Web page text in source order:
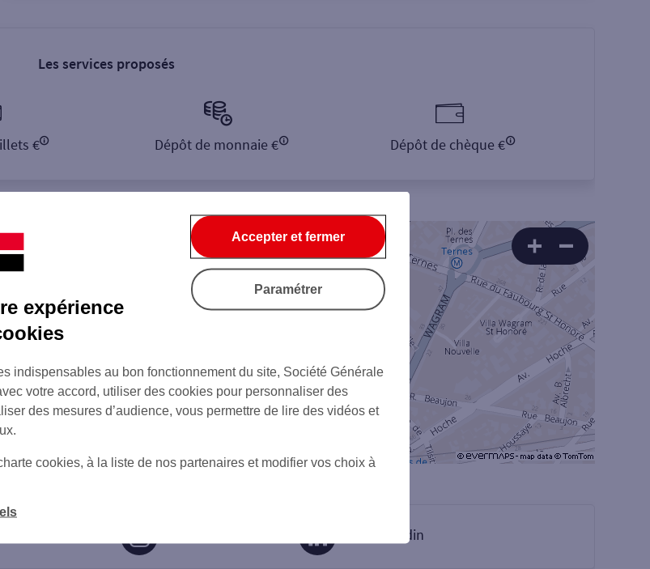
Les services proposés
€ Dépôt de monnaie € Dépôt de chèque €
sur Linkedin
expérience
indispensables au bon fonctionnement du site, Société Générale
votre accord, utiliser des cookies pour personnaliser des
des mesures d’audience, vous permettre de lire des vidéos et
cookies, à la liste de nos partenaires et modifier vos choix à
Accepter et fermer
Paramétrer